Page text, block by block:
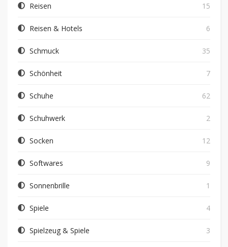
Reisen 15
Reisen & Hotels 6
Schmuck 35
Schönheit 7
Schuhe 62
Schuhwerk 2
Socken 12
Softwares 9
Sonnenbrille 1
Spiele 4
Spielzeug & Spiele 3